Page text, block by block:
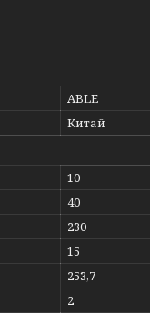
ABLE
Китай
10
40
230
15
253,7
2